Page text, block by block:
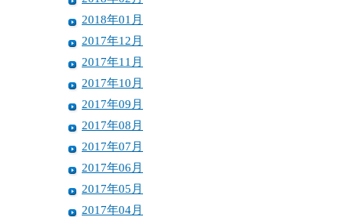
2018年01月
2017年12月
2017年11月
2017年10月
2017年09月
2017年08月
2017年07月
2017年06月
2017年05月
2017年04月